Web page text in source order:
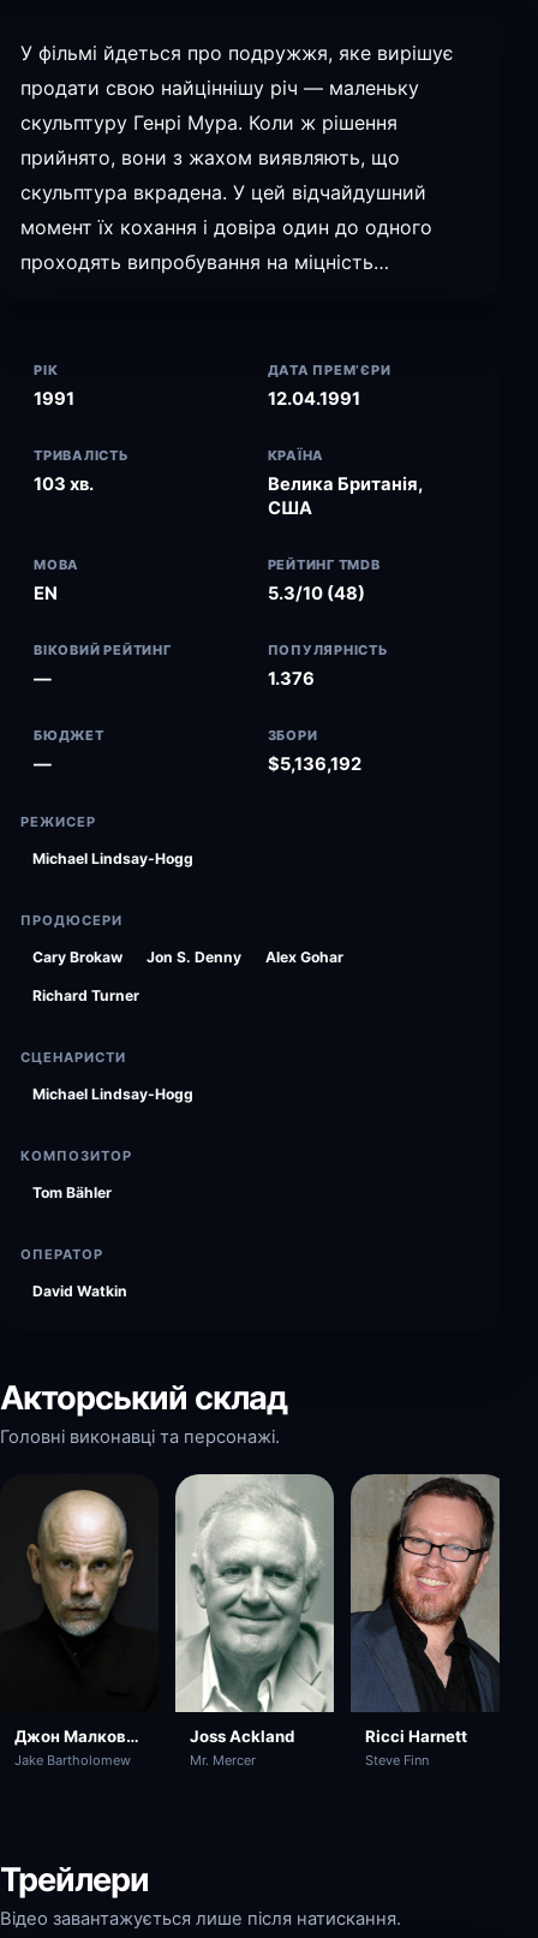
У фільмі йдеться про подружжя, яке вирішує
продати свою найціннішу річ — маленьку
скульптуру Генрі Мура. Коли ж рішення
прийнято, вони з жахом виявляють, що
скульптура вкрадена. У цей відчайдушний
момент їх кохання і довіра один до одного
проходять випробування на міцність…
РІК
1991
ДАТА ПРЕМ’ЄРИ
12.04.1991
ТРИВАЛІСТЬ
103 хв.
КРАЇНА
Велика Британія,
США
МОВА
EN
РЕЙТИНГ TMDB
5.3/10 (48)
ВІКОВИЙ РЕЙТИНГ
—
ПОПУЛЯРНІСТЬ
1.376
БЮДЖЕТ
—
ЗБОРИ
$5,136,192
РЕЖИСЕР
Michael Lindsay-Hogg
ПРОДЮСЕРИ
Cary Brokaw Jon S. Denny Alex Gohar
Richard Turner
СЦЕНАРИСТИ
Michael Lindsay-Hogg
КОМПОЗИТОР
Tom Bähler
ОПЕРАТОР
David Watkin
Акторський склад
Головні виконавці та персонажі.
Джон Малкович
Jake Bartholomew
Joss Ackland
Mr. Mercer
Ricci Harnett
Steve Finn
Трейлери
Відео завантажується лише після натискання.